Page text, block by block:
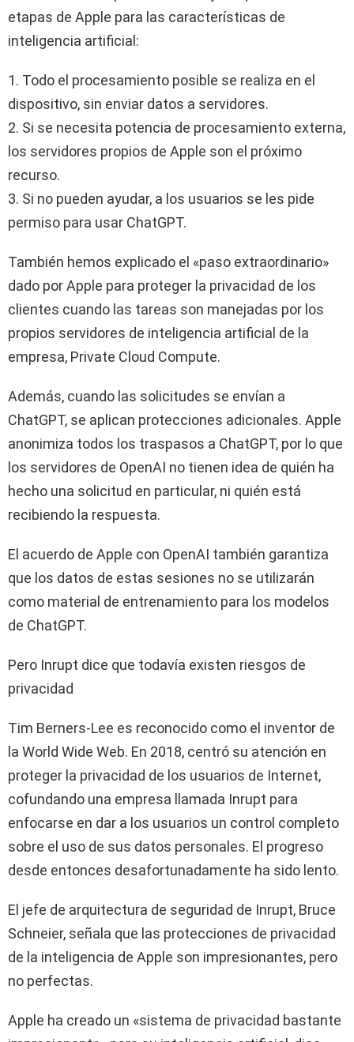
etapas de Apple para las características de
inteligencia artificial:
1. Todo el procesamiento posible se realiza en el
dispositivo, sin enviar datos a servidores.
2. Si se necesita potencia de procesamiento externa,
los servidores propios de Apple son el próximo
recurso.
3. Si no pueden ayudar, a los usuarios se les pide
permiso para usar ChatGPT.
También hemos explicado el «paso extraordinario»
dado por Apple para proteger la privacidad de los
clientes cuando las tareas son manejadas por los
propios servidores de inteligencia artificial de la
empresa, Private Cloud Compute.
Además, cuando las solicitudes se envían a
ChatGPT, se aplican protecciones adicionales. Apple
anonimiza todos los traspasos a ChatGPT, por lo que
los servidores de OpenAI no tienen idea de quién ha
hecho una solicitud en particular, ni quién está
recibiendo la respuesta.
El acuerdo de Apple con OpenAI también garantiza
que los datos de estas sesiones no se utilizarán
como material de entrenamiento para los modelos
de ChatGPT.
Pero Inrupt dice que todavía existen riesgos de
privacidad
Tim Berners-Lee es reconocido como el inventor de
la World Wide Web. En 2018, centró su atención en
proteger la privacidad de los usuarios de Internet,
cofundando una empresa llamada Inrupt para
enfocarse en dar a los usuarios un control completo
sobre el uso de sus datos personales. El progreso
desde entonces desafortunadamente ha sido lento.
El jefe de arquitectura de seguridad de Inrupt, Bruce
Schneier, señala que las protecciones de privacidad
de la inteligencia de Apple son impresionantes, pero
no perfectas.
Apple ha creado un «sistema de privacidad bastante